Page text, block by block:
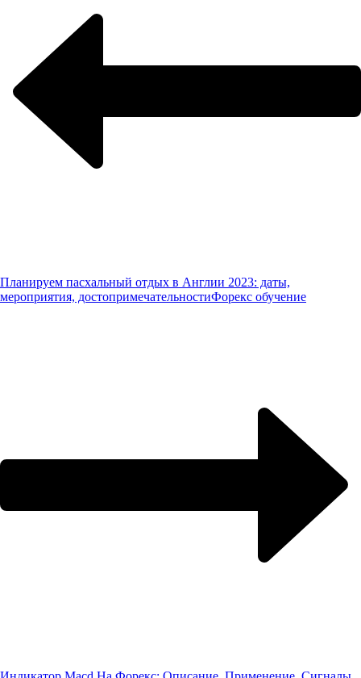
Планируем пасхальный отдых в Англии 2023: даты,
мероприятия, достопримечательностиФорекс обучение